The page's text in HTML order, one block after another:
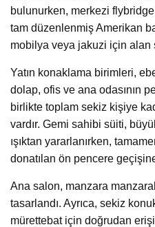
bulunurken, merkezi
tam düzenlenmiş Amerikan
mobilya veya jakuzi için alan
Yatın konaklama birimleri,
dolap, ofis ve ana odasının
birlikte toplam sekiz kişiye
vardır. Gemi sahibi süiti,
ışıktan yararlanırken,
donatılan ön pencere
Ana salon, manzara
tasarlandı. Ayrıca, sekiz
mürettebat için doğrudan